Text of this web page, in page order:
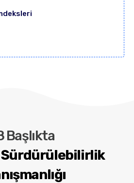
Başlıkta
Sürdürülebilirlik